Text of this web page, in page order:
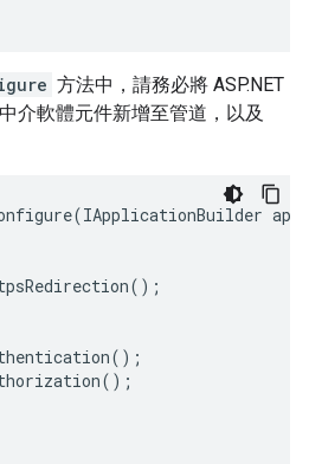
方法中，請務必將 ASP.NET
介軟體元件新增至管道，以及
app,